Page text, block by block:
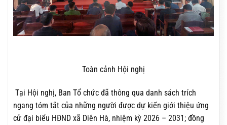
Toàn cảnh Hội nghị
Tại Hội nghị, Ban Tổ chức đã thông qua danh sách trích
ngang tóm tắt của những người được dự kiến giới thiệu ứng
cử đại biểu HĐND xã Diên Hà, nhiệm kỳ 2026 – 2031; đồng